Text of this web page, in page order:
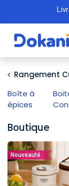
Se rendre au
Rangement
Boîte à
épices
Boutique
Nouveauté